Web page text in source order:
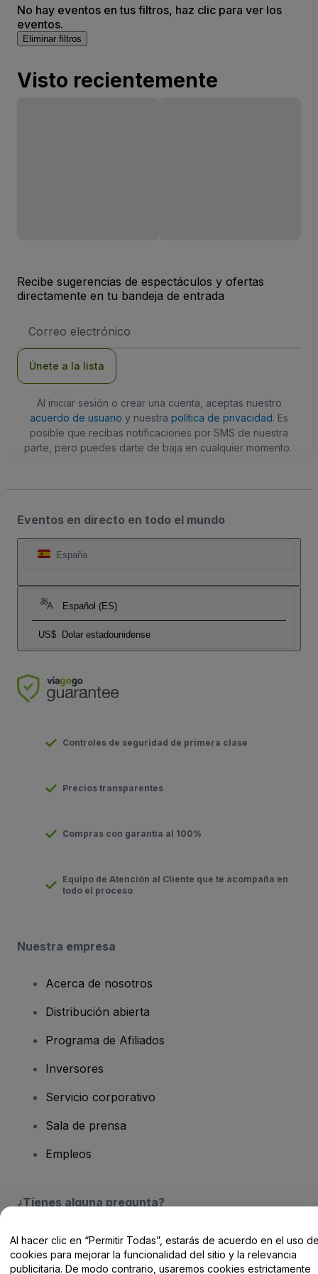
No hay eventos en tus filtros, haz clic para ver los
eventos.
Eliminar filtros
Visto recientemente
Recibe sugerencias de espectáculos y ofertas
directamente en tu bandeja de entrada
de
Únete a la lista
Al iniciar sesión o crear una cuenta, aceptas nuestro
acuerdo de usuario y nuestra política de privacidad. Es
posible que recibas notificaciones por SMS de nuestra
parte, pero puedes darte de baja en cualquier momento.
Eventos en directo en todo el mundo
España
Español (ES)
US$ Dolar estadounidense
Controles de seguridad de primera clase
Precios transparentes
Compras con garantía al 100%
Equipo de Atención al Cliente que te acompaña en
todo el proceso
Nuestra empresa
Acerca de nosotros
Distribución abierta
Programa de Afiliados
Inversores
Servicio corporativo
Sala de prensa
Empleos
¿Tienes alguna pregunta?
Centro de Ayuda / Contacto
Al hacer clic en “Permitir Todas”, estarás de acuerdo en el uso
cookies para mejorar la funcionalidad del sitio y la relevancia
publicitaria. De modo contrario, usaremos cookies estrictamente